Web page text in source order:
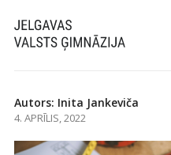
Autors: Inita Jankeviča
4. APRĪLIS, 2022